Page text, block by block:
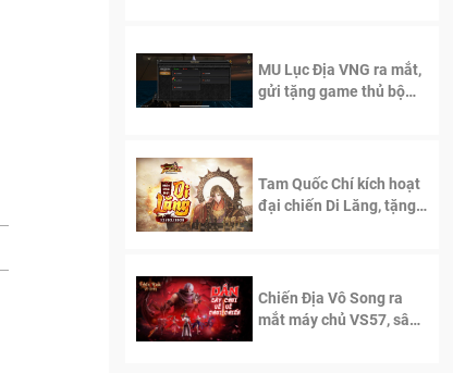
MU Lục Địa VNG ra mắt,
gửi tặng game thủ bộ
Tam Quốc Chí kích hoạt
đại chiến Di Lăng, tặng
Chiến Địa Vô Song ra
mắt máy chủ VS57, sân